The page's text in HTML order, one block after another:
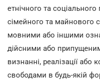
етнічного та
сімейного та майнового
мовними або іншими
дійсними або
визнанні, реалізації або
свободами в будь-якій